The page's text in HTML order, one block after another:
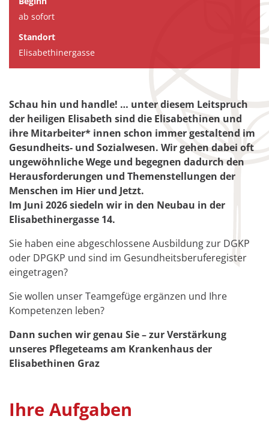
ab sofort
Standort
Elisabethinergasse
Schau hin und handle! … unter diesem Leitspruch
der heiligen Elisabeth sind die Elisabethinen und
ihre Mitarbeiter* innen schon immer gestaltend im
Gesundheits- und Sozialwesen. Wir gehen dabei oft
ungewöhnliche Wege und begegnen dadurch den
Herausforderungen und Themenstellungen der
Menschen im Hier und Jetzt.
Im Juni 2026 siedeln wir in den Neubau in der
Elisabethinergasse 14.
Sie haben eine abgeschlossene Ausbildung zur DGKP
oder DPGKP und sind im Gesundheitsberuferegister
eingetragen?
Sie wollen unser Teamgefüge ergänzen und Ihre
Kompetenzen leben?
Dann suchen wir genau Sie – zur Verstärkung
unseres Pflegeteams am Krankenhaus der
Elisabethinen Graz
Ihre Aufgaben